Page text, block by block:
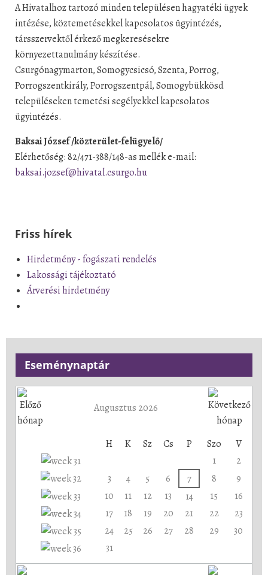
A Hivatalhoz tartozó minden településen hagyatéki ügyek
intézése, köztemetésekkel kapcsolatos ügyintézés,
társszervektől érkező megkeresésekre
környezettanulmány készítése.
Csurgónagymarton, Somogycsicsó, Szenta, Porrog,
Porrogszentkirály, Porrogszentpál, Somogybükkösd
településeken temetési segélyekkel kapcsolatos
ügyintézés.
Baksai József /közterület-felügyelő/
Elérhetőség: 82/471-388/148-as mellék e-mail:
baksai.jozsef@hivatal.csurgo.hu
Friss hírek
Hirdetmény - fogászati rendelés
Lakossági tájékoztató
Árverési hirdetmény
Eseménynaptár
Augusztus 2026
H K Sz Cs P Szo
V
1
2
3
4 5 6 7 8
9
10
11 12 13 14 15
16
17
18 19 20 21 22
23
24
25 26 27 28 29
30
31